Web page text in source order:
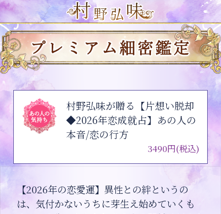
村野弘味が贈る【片想い脱却
◆2026年恋成就占】あの人の
本音/恋の行方
3490円(税込)
【2026年の恋愛運】異性との絆というの
は、気付かないうちに芽生え始めていくも